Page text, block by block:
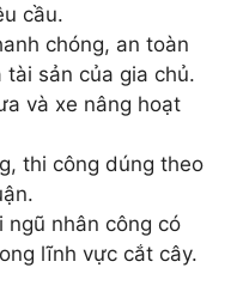
cầu.
chóng, an toàn
tài sản của gia chủ.
và xe nâng hoạt
thi công dúng theo
ngũ nhân công có
lĩnh vực cắt cây.